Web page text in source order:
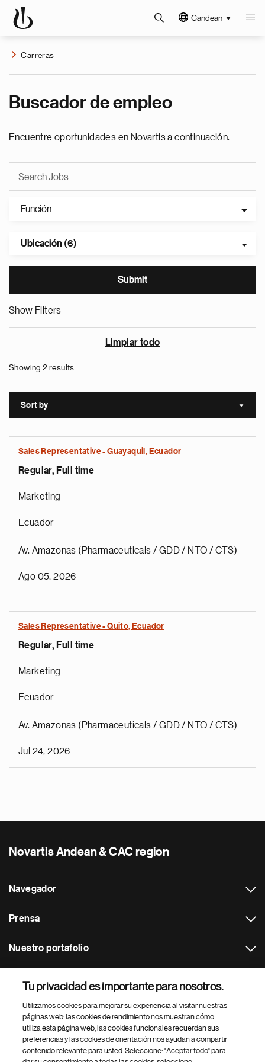
Candean
Carreras
Buscador de empleo
Encuentre oportunidades en Novartis a continuación.
Función
Ubicación (6)
Show Filters
Limpiar todo
Showing 2 results
Sort by Sort
Sales Representative - Guayaquil, Ecuador
Regular, Full time
Marketing
Ecuador
Av. Amazonas (Pharmaceuticals / GDD / NTO / CTS)
Ago 05, 2026
Sales Representative - Quito, Ecuador
Regular, Full time
Marketing
Ecuador
Av. Amazonas (Pharmaceuticals / GDD / NTO / CTS)
Jul 24, 2026
Novartis Andean & CAC region
Navegador
Prensa
Nuestro portafolio
Footer Site Search
Tu privacidad es importante para nosotros.
Utilizamos cookies para mejorar su experiencia al visitar nuestras
páginas web: las cookies de rendimiento nos muestran cómo
utiliza esta página web, las cookies funcionales recuerdan sus
preferencias y las cookies de orientación nos ayudan a compartir
contenido relevante para usted. Seleccione: "Aceptar todo" para